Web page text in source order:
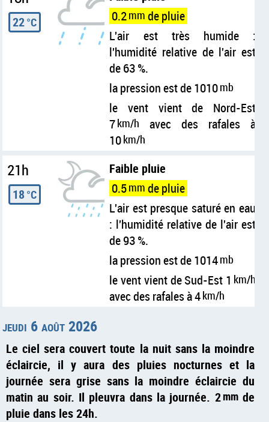
22°C
0.2mm de pluie
L'air est très humide :
l'humidité relative de l'air est
de 63 %.
la pression est de 1010mb
le vent vient de Nord-Est
7km/h
avec des rafales à
10km/h
21h
18 °C
Faible pluie
0.5mm de pluie
L'air est presque saturé en eau
: l'humidité relative de l'air est
de 93 %.
la pression est de 1014mb
le vent vient de Sud-Est 1 km/h
avec des rafales à 4km/h
jeudi 6 août 2026
Le ciel sera couvert toute la nuit sans la moindre
éclaircie, il y aura des pluies nocturnes et la
journée sera grise sans la moindre éclaircie du
matin au soir. Il pleuvra dans la journée. 2mmde
pluie dans les 24h.